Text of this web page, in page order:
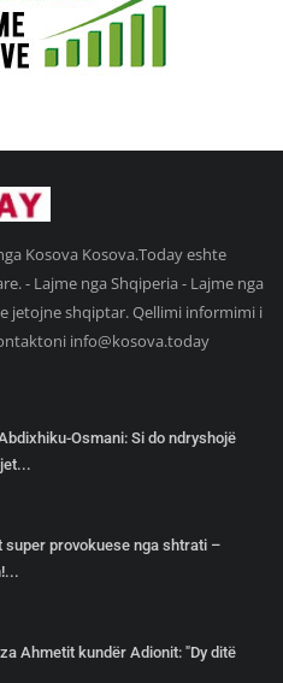
Kosova Kosova.Today eshte
- Lajme nga Shqiperia - Lajme nga
jetojne shqiptar. Qellimi informimi i
info@kosova.today
Osmani: Si do ndryshojë
super provokuese nga shtrati –
Ahmetit kundër Adionit: "Dy ditë